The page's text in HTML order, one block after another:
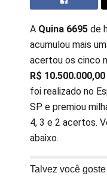
A Quina 6695 de
acumulou mais
acertou os cinco
R$ 10.500.000,00
foi realizado no
SP e premiou
4, 3 e 2 acertos.
abaixo.
Talvez você